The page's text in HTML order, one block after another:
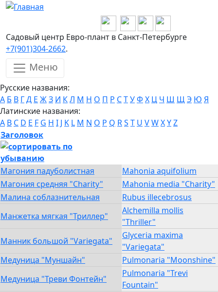
Перейти к основному содержанию
Садовый центр Евро-плант в Санкт-Петербурге
+7(901)304-2662.
Меню
Русские названия:
А Б В ГД Е ЖЗ И КЛ М Н О П Р СТУФ Х Ц Ч Ш ЩЭ Ю Я
Латинские названия:
A B C D E F G H I J K L M N O P Q RS T U VWXYZ
Заголовок
Магония падуболистная
Mahonia aquifolium
Магония средняя "Charity"
Mahonia media "Charity"
Малина соблазнительная
Rubus illecebrosus
Манжетка мягкая "Триллер"
Alchemilla mollis
"Thriller"
Манник большой "Variegata"
Glyceria maxima
"Variegata"
Медуница "Муншайн"
Pulmonaria "Moonshine"
Медуница "Треви Фонтейн"
Pulmonaria "Trevi
Fountain"